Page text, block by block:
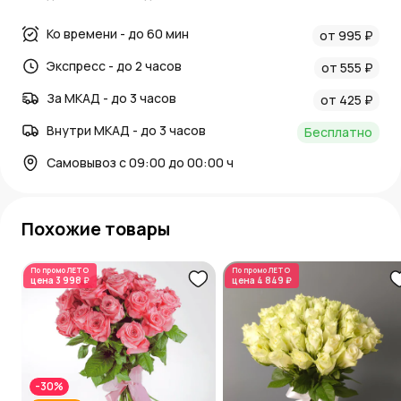
Ко времени - до 60 мин
от 995 ₽
Экспресс - до 2 часов
от 555 ₽
За МКАД - до 3 часов
от 425 ₽
Внутри МКАД - до 3 часов
Бесплатно
Самовывоз с 09:00 до 00:00 ч
Похожие товары
По промоЛЕТО
цена 3 998 ₽
-30%
По промоЛЕТО
цена 4 849 ₽